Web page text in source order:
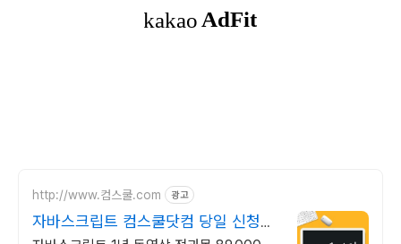
http://www.컴스쿨.com 광고
자바스크립트 컴스쿨닷컴 당일 신청&